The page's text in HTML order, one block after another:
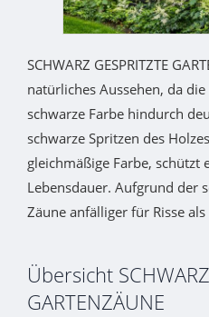
SCHWARZ GESPRITZTE
natürliches Aussehen, da
schwarze Farbe hindurch
schwarze Spritzen des
gleichmäßige Farbe, schützt
Lebensdauer. Aufgrund der
Zäune anfälliger für Risse
Übersicht
GARTENZÄUNE